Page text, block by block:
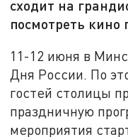
сходит на
посмотреть
11-12 июня в
Дня России. По
гостей столицы
праздничную
мероприятия